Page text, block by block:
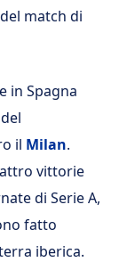
match di
in Spagna
il Milan.
vittorie
di Serie A,
fatto
iberica.